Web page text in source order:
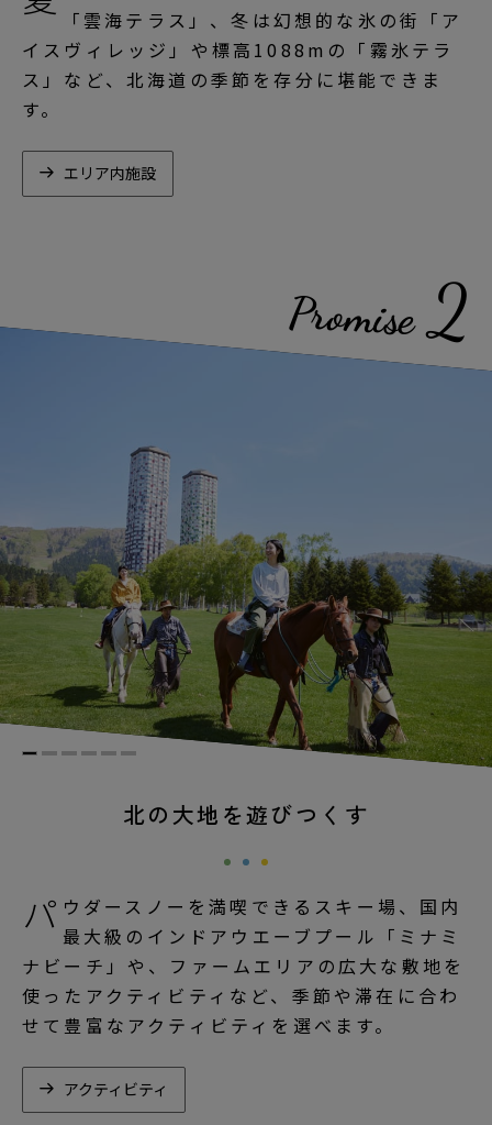
「雲海テラス」、冬は幻想的な氷の街「ア
イスヴィレッジ」や標高1088mの「霧氷テラ
ス」など、北海道の季節を存分に堪能できま
す。
エリア内施設
Promise2
北の大地を遊びつくす
パ ウダースノーを満喫できるスキー場、国内
最大級のインドアウエーブプール「ミナミ
ナビーチ」や、ファームエリアの広大な敷地を
使ったアクティビティなど、季節や滞在に合わ
せて豊富なアクティビティを選べます。
アクティビティ